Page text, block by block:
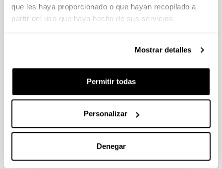
que les haya proporcionado o que hayan recopilado a
partir del uso que haya hecho de sus servicios.
Mostrar detalles
Permitir todas
Personalizar
Denegar
Ferreiro, J., and Gomez, C. (2022)
“Employment protection, employment and
Journal of Economic Policy Reform, 25(3), pp.
COVID Health Crisis and the Fiscal and
Monetary Policies in the Euro Area”,
50:3, pp. 212-225.
Arestis, P., Ferreiro, J., and Gomez, C. (2021)
“Labour market flexibilization and income
distribution in Europe”, Panoeconomicus,
68(2), pp. 167-185.